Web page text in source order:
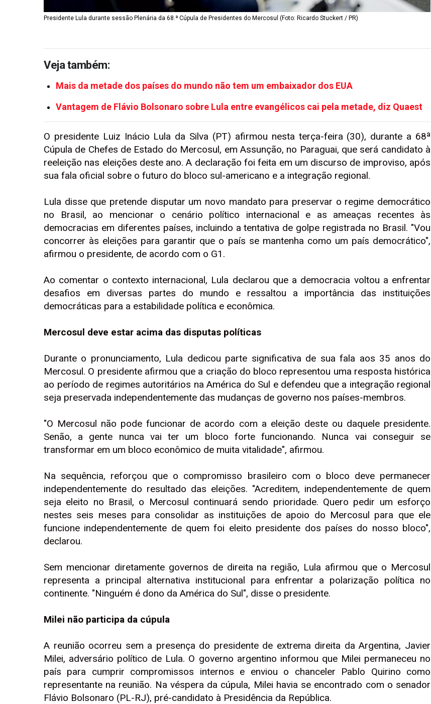
Presidente Lula durante sessão Plenária da 68.ª Cúpula de Presidentes do Mercosul (Foto: Ricardo Stuckert / PR)
Veja também:
Mais da metade dos países do mundo não tem um embaixador dos EUA
Vantagem de Flávio Bolsonaro sobre Lula entre evangélicos cai pela metade, diz Quaest
O presidente Luiz Inácio Lula da Silva (PT) afirmou nesta terça-feira (30), durante a 68ª
Cúpula de Chefes de Estado do Mercosul, em Assunção, no Paraguai, que será candidato à
reeleição nas eleições deste ano. A declaração foi feita em um discurso de improviso, após
sua fala oficial sobre o futuro do bloco sul-americano e a integração regional.
Lula disse que pretende disputar um novo mandato para preservar o regime democrático
no Brasil, ao mencionar o cenário político internacional e as ameaças recentes às
democracias em diferentes países, incluindo a tentativa de golpe registrada no Brasil. "Vou
concorrer às eleições para garantir que o país se mantenha como um país democrático",
afirmou o presidente, de acordo com o G1.
Ao comentar o contexto internacional, Lula declarou que a democracia voltou a enfrentar
desafios em diversas partes do mundo e ressaltou a importância das instituições
democráticas para a estabilidade política e econômica.
Mercosul deve estar acima das disputas políticas
Durante o pronunciamento, Lula dedicou parte significativa de sua fala aos 35 anos do
Mercosul. O presidente afirmou que a criação do bloco representou uma resposta histórica
ao período de regimes autoritários na América do Sul e defendeu que a integração regional
seja preservada independentemente das mudanças de governo nos países-membros.
"O Mercosul não pode funcionar de acordo com a eleição deste ou daquele presidente.
Senão, a gente nunca vai ter um bloco forte funcionando. Nunca vai conseguir se
transformar em um bloco econômico de muita vitalidade", afirmou.
Na sequência, reforçou que o compromisso brasileiro com o bloco deve permanecer
independentemente do resultado das eleições. "Acreditem, independentemente de quem
seja eleito no Brasil, o Mercosul continuará sendo prioridade. Quero pedir um esforço
nestes seis meses para consolidar as instituições de apoio do Mercosul para que ele
funcione independentemente de quem foi eleito presidente dos países do nosso bloco",
declarou.
Sem mencionar diretamente governos de direita na região, Lula afirmou que o Mercosul
representa a principal alternativa institucional para enfrentar a polarização política no
continente. "Ninguém é dono da América do Sul", disse o presidente.
Milei não participa da cúpula
A reunião ocorreu sem a presença do presidente de extrema direita da Argentina, Javier
Milei, adversário político de Lula. O governo argentino informou que Milei permaneceu no
país para cumprir compromissos internos e enviou o chanceler Pablo Quirino como
representante na reunião. Na véspera da cúpula, Milei havia se encontrado com o senador
Flávio Bolsonaro (PL-RJ), pré-candidato à Presidência da República.